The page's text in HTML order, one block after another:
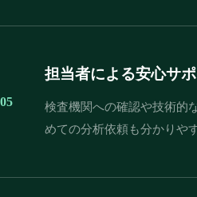
05
担当者による安心サ
検査機関への確認や技術的
めての分析依頼も分かりや